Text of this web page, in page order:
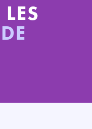
LES
DE